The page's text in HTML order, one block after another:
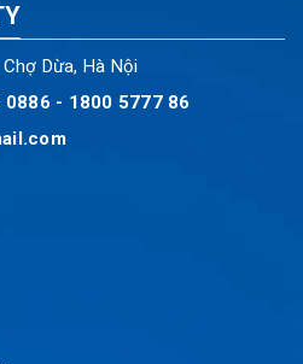
Dừa, Hà Nội
- 1800 5777 86